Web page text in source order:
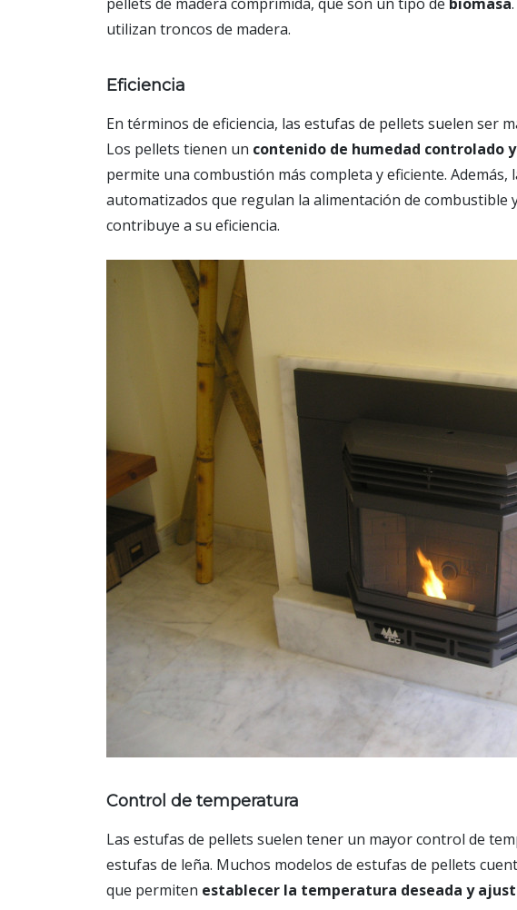
utilizan troncos de madera.
Eficiencia
En términos de eficiencia, las estufas de pellets suelen ser
Los pellets tienen un contenido de humedad controlado
permite una combustión más completa y eficiente.
automatizados que regulan la alimentación de combustible
contribuye a su eficiencia.
Control de temperatura
Las estufas de pellets suelen tener un mayor control de
estufas de leña. Muchos modelos de estufas de pellets
que permiten establecer la temperatura deseada y